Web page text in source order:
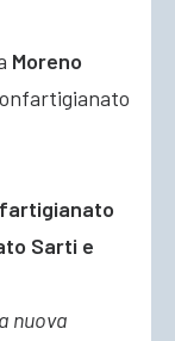
Moreno
Sarti e
nuova